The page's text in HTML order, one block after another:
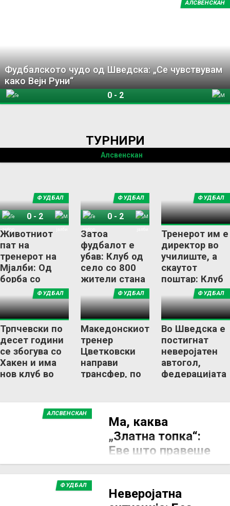
Фудбалското чудо од Шведска: „Се чувствувам
како Вејн Руни“
АЛСВЕНСКАН
0 - 2
ТУРНИРИ
Алсвенскан
Животниот
пат на
тренерот на
Мјалби: Од
борба со
леукемија до
историски
трофеј!
ФУДБАЛ
0 - 2
Затоа
фудбалот е
убав: Клуб од
село со 800
жители стана
шампион и ќе
игра во ЛШ!
ФУДБАЛ
0- 2
Тренерот им е
директор во
училиште, а
скаутот
поштар: Клуб
од село со
800 жители е
пред
историски
подвиг!
ФУДБАЛ
Трпчевски по
десет години
се збогува со
Хакен и има
нов клуб во
ФУДБАЛ
Македонскиот
тренер
Цветковски
направи
трансфер, по
во Халмштад
ФУДБАЛ
Во Шведска е
постигнат
неверојатен
автогол,
федерацијата
ФУДБАЛ
АЛСВЕНСКАН
Ма, каква
„Златна топка“:
Еве што правеше
Халанд за време
29 ОКТОМВРИ 2024, 15:58
Норвешкиот фудбалер Ерлинг
ФУДБАЛ
Неверојатна